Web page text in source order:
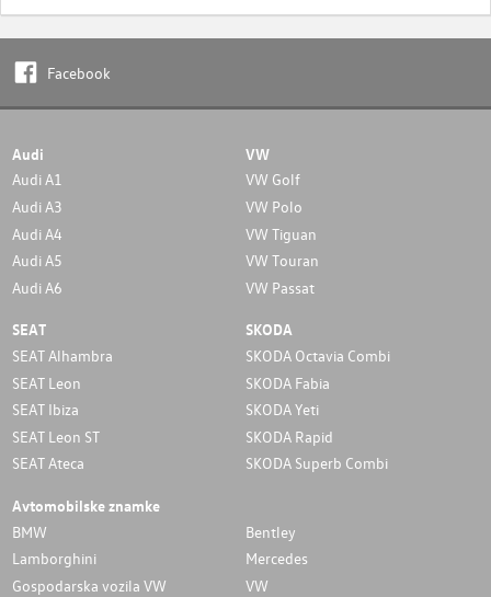
Facebook
Audi
Audi A1
Audi A3
Audi A4
Audi A5
Audi A6
VW
VW Golf
VW Polo
VW Tiguan
VW Touran
VW Passat
SEAT
SEAT Alhambra
SEAT Leon
SEAT Ibiza
SEAT Leon ST
SEAT Ateca
SKODA
SKODA Octavia Combi
SKODA Fabia
SKODA Yeti
SKODA Rapid
SKODA Superb Combi
Avtomobilske znamke
BMW
Bentley
Lamborghini
Mercedes
Gospodarska vozila VW
VW